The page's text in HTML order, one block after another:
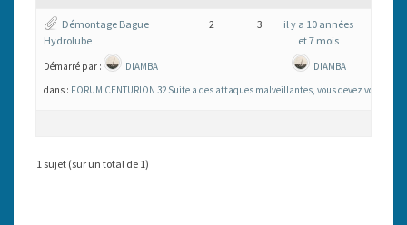
Démontage Bague
Hydrolube
Démarré par :
DIAMBA
dans : FORUM CENTURION 32 Suite a des attaques malveillantes, vous devez vous
2 3
il y a 10 années
et 7 mois
DIAMBA
1 sujet (sur un total de 1)